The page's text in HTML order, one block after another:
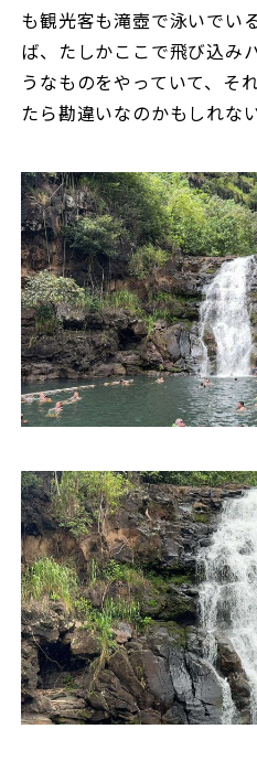
も観光客も滝壺で泳いでい
ば、たしかここで飛び込み
うなものをやっていて、そ
たら勘違いなのかもしれな